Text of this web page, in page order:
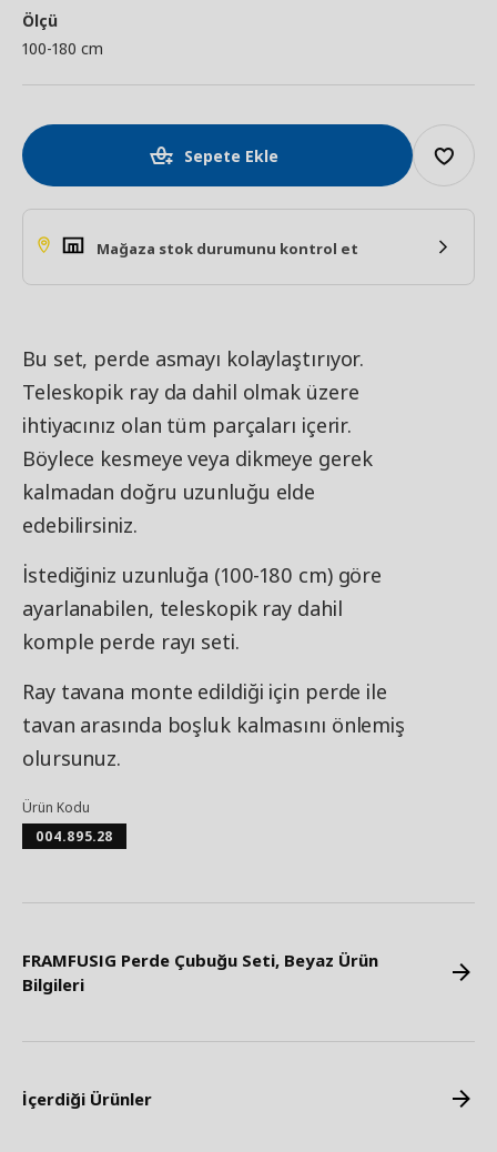
Ölçü
100-180 cm
Sepete Ekle
Mağaza stok durumunu kontrol et
Bu set, perde asmayı kolaylaştırıyor.
Teleskopik ray da dahil olmak üzere
ihtiyacınız olan tüm parçaları içerir.
Böylece kesmeye veya dikmeye gerek
kalmadan doğru uzunluğu elde
edebilirsiniz.
İstediğiniz uzunluğa (100-180 cm) göre
ayarlanabilen, teleskopik ray dahil
komple perde rayı seti.
Ray tavana monte edildiği için perde ile
tavan arasında boşluk kalmasını önlemiş
olursunuz.
Ürün Kodu
004.895.28
FRAMFUSIG Perde Çubuğu Seti, Beyaz Ürün
Bilgileri
İçerdiği Ürünler